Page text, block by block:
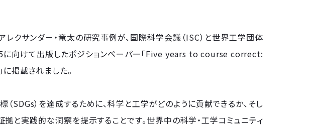
クサンダー・竜太の研究事例が、国際科学会議（ISC）と世界工学団体
に向けて出版したポジションペーパー「Five years to course correct:
載されました。
SDGs）を達成するために、科学と工学がどのように貢献できるか、そし
と実践的な洞察を提示することです。世界中の科学・工学コミュニティ